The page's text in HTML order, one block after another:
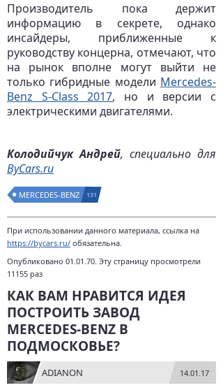
Производитель пока держит
информацию в секрете, однако
инсайдеры, приближенные к
руководству концерна, отмечают, что
на рынок вполне могут выйти не
только гибридные модели Mercedes-
Benz S-Class 2017, но и версии с
электрическими двигателями.
Колодийчук Андрей, специально для
ByCars.ru
MERCEDES-BENZ 131
При использовании данного материала, ссылка на
https://bycars.ru/ обязательна.
Опубликовано 01.01.70. Эту страницу просмотрели
11155 раз
КАК ВАМ НРАВИТСЯ ИДЕЯ
ПОСТРОИТЬ ЗАВОД
MERCEDES-BENZ В
ПОДМОСКОВЬЕ?
ADIANON 14.01.17